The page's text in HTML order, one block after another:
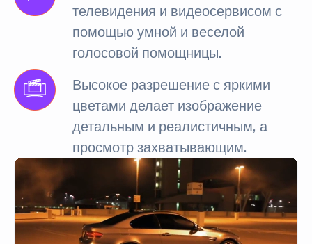
телевидения и видеосервисом с
помощью умной и веселой
голосовой помощницы.
Высокое разрешение с яркими
цветами делает изображение
детальным и реалистичным, а
просмотр захватывающим.